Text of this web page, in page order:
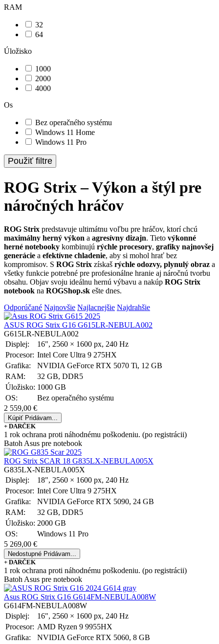
RAM
32
64
Úložisko
1000
2000
4000
Os
Bez operačného systému
Windows 11 Home
Windows 11 Pro
Použiť filtre
ROG Strix – Výkon a štýl pre
náročných hráčov
ROG Strix predstavuje ultimátnu voľbu pre hráčov, ktorí chcú
maximálny herný výkon a agresívny dizajn. Tieto výkonné
herné notebooky kombinujú rýchle procesory, grafiky najnovšej
generácie a efektívne chladenie, aby si mohol hrať bez
kompromisov. S ROG Strix získaš rýchle odozvy, plynulý obraz a
všetky funkcie potrebné pre profesionálne hranie aj náročnú tvorbu
obsahu. Objav svoju ideálnu hernú výbavu a nakúp ROG Strix
notebook na ROGShop.sk ešte dnes.
Odporúčané Najnovšie Najlacnejšie Najdrahšie
ASUS ROG Strix G16 G615LR-NEBULA002
G615LR-NEBULA002
Displej:
16", 2560 × 1600 px, 240 Hz
Procesor: Intel Core Ultra 9 275HX
Grafika:
NVIDIA GeForce RTX 5070 Ti, 12 GB
RAM:
32 GB, DDR5
Úložisko: 1000 GB
OS:
Bez operačného systému
2 559,00 €
Kúpiť Pridávam...
+ DARČEK
1 rok ochrana proti náhodnému poškodeniu. (po registrácii)
Batoh Asus pre notebook
ROG Strix SCAR 18 G835LX-NEBULA005X
G835LX-NEBULA005X
Displej:
18", 2560 × 1600 px, 240 Hz
Procesor: Intel Core Ultra 9 275HX
Grafika:
NVIDIA GeForce RTX 5090, 24 GB
RAM:
32 GB, DDR5
Úložisko: 2000 GB
OS:
Windows 11 Pro
5 269,00 €
Nedostupné Pridávam...
+ DARČEK
1 rok ochrana proti náhodnému poškodeniu. (po registrácii)
Batoh Asus pre notebook
Asus ROG Strix G16 G614FM-NEBULA008W
G614FM-NEBULA008W
Displej:
16", 2560 × 1600 px, 240 Hz
Procesor: AMD Ryzen 9 9955HX
Grafika:
NVIDIA GeForce RTX 5060, 8 GB